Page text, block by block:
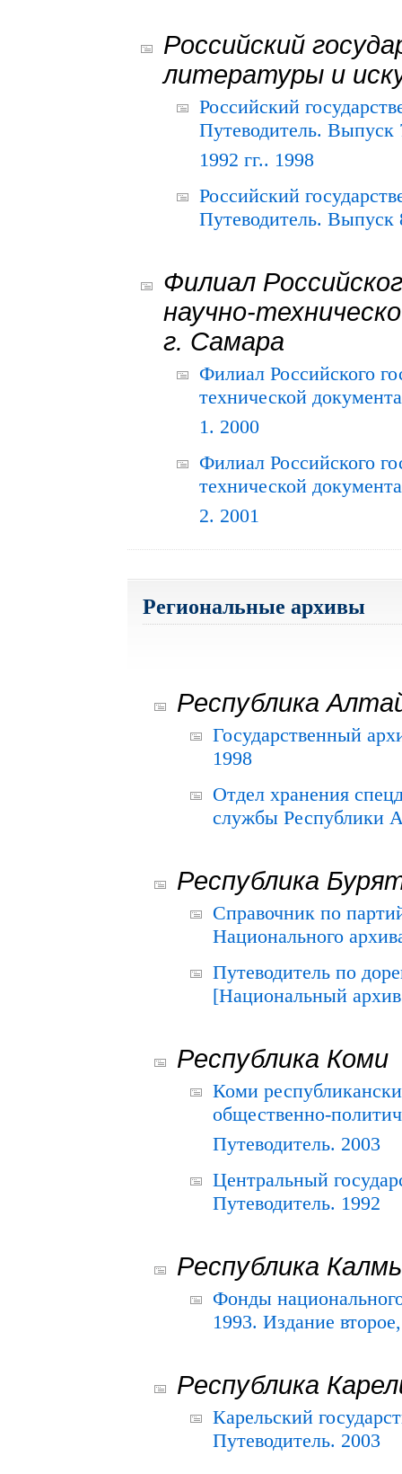
Российский
литературы и
Российский
Путеводитель.
1992 гг.. 1998
Российский
Путеводитель. Выпуск
Филиал
научно-
г. Самара
Филиал Российского
технической
1. 2000
Филиал Российского
технической
2. 2001
Региональные архивы
Республика
Государственный
1998
Отдел хранения
службы Республики
Республика
Справочник по
Национального
Путеводитель по
[Национальный
Республика Коми
Коми
общественно-
Путеводитель. 2003
Центральный
Путеводитель. 1992
Республика
Фонды
1993. Издание
Республика
Карельский
Путеводитель. 2003